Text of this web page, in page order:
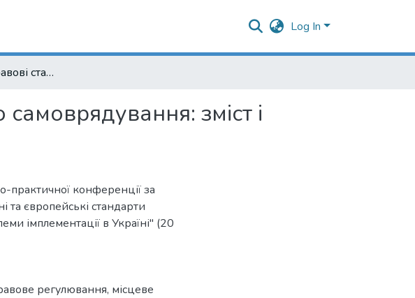
Log In
Європейські правові стандарти місцевого самоврядування: зміст і правова природа
зміст і
практичної конференції за
європейські стандарти
імплементації в Україні" (20
регулювання, місцеве